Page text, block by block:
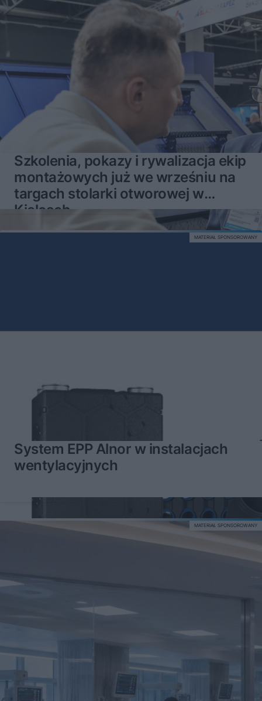
Szkolenia, pokazy i rywalizacja ekip
montażowych już we wrześniu na
targach stolarki otworowej w
Kielcach
System EPP Alnor w instalacjach
wentylacyjnych
MATERIAŁ SPONSOROWANY
MATERIAŁ SPONSOROWANY